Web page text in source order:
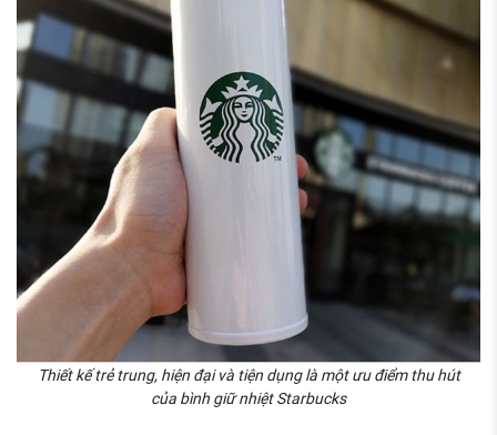
Thiết kế trẻ trung, hiện đại và tiện dụng là một ưu điểm thu hút
của bình giữ nhiệt Starbucks